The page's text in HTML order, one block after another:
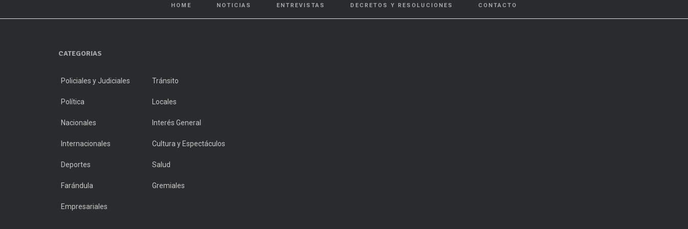
HOME NOTICIAS ENTREVISTAS DECRETOS Y RESOLUCIONES CONTACTO
CATEGORIAS
Policiales y Judiciales Tránsito
Política Locales
Nacionales Interés General
Internacionales Cultura y Espectáculos
Deportes Salud
Farándula Gremiales
Empresariales